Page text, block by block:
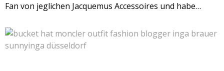
Fan von jeglichen Jacquemus Accessoires und habe…